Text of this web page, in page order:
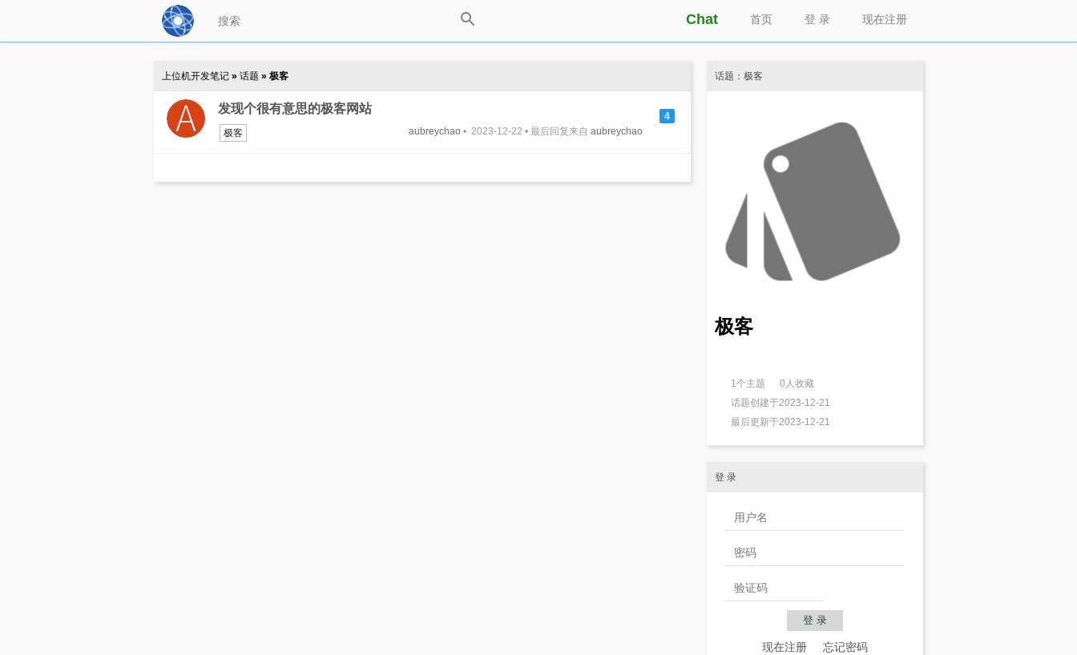
现在注册
登 录
首页
Chat
上位机开发笔记 » 话题 » 极客
发现个很有意思的极客网站
极客 aubreychao • 2023-12-22 • 最后回复来自 aubreychao
4
话题：极客
极客
1个主题 0人收藏
话题创建于2023-12-21
最后更新于2023-12-21
登 录
现在注册 忘记密码